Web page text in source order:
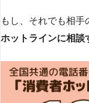
もし、それでも相手
ホットラインに相談